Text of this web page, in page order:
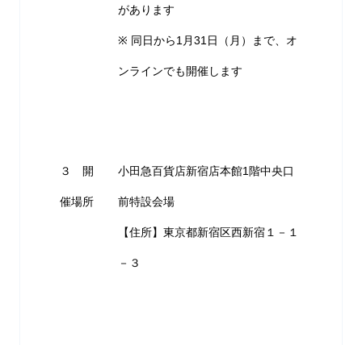
があります
※ 同日から1月31日（月）まで、オ
ンラインでも開催します
３ 開
催場所
小田急百貨店新宿店本館1階中央口
前特設会場
【住所】東京都新宿区西新宿１－１
－３